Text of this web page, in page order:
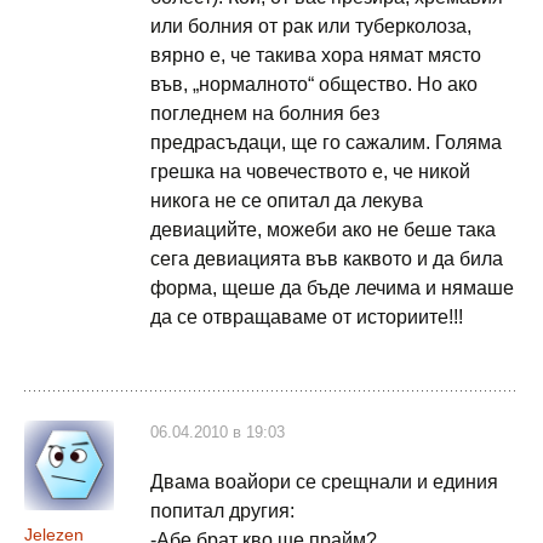
или болния от рак или туберколоза,
вярно е, че такива хора нямат място
във, „нормалното“ общество. Но ако
погледнем на болния без
предрасъдаци, ще го сажалим. Голяма
грешка на човечеството е, че никой
никога не се опитал да лекува
девиацийте, можеби ако не беше така
сега девиацията във каквото и да била
форма, щеше да бъде лечима и нямаше
да се отвращаваме от историите!!!
Jelezen
06.04.2010 в 19:03
Двама воайори се срещнали и единия
попитал другия: